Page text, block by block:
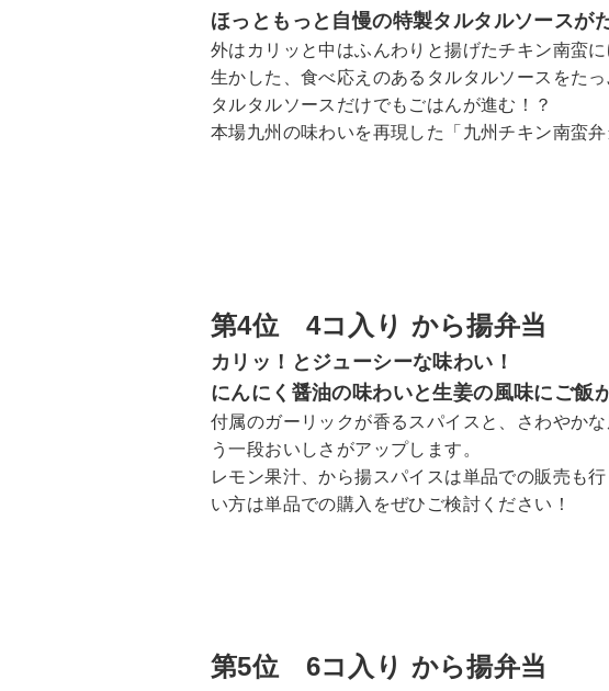
ほっともっと自慢の特製タルタルソースが
外はカリッと中はふんわりと揚げたチキン南蛮
生かした、食べ応えのあるタルタルソースをたっ
タルタルソースだけでもごはんが進む！？
本場九州の味わいを再現した「九州チキン南蛮弁
第4位 4コ入り から揚弁当
カリッ！とジューシーな味わい！
にんにく醤油の味わいと生姜の風味にご飯
付属のガーリックが香るスパイスと、さわやか
う一段おいしさがアップします。
レモン果汁、から揚スパイスは単品での販売も
い方は単品での購入をぜひご検討ください！
第5位 6コ入り から揚弁当